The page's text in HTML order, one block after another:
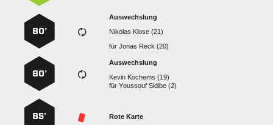
Auswechslung
  
für  
80’
Auswechslung
  
für  
80’
Rote Karte
85’